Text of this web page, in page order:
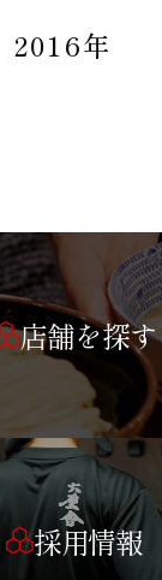
2016年
店舗を探す
採用情報